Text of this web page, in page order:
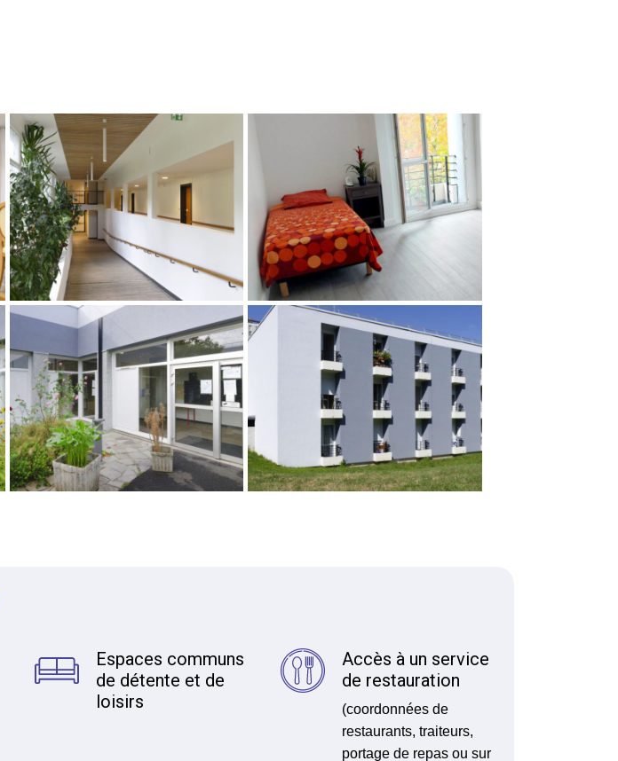
Espaces communs
de détente et de
loisirs
Accès à un service
de restauration
(coordonnées de
restaurants, traiteurs,
portage de repas ou sur